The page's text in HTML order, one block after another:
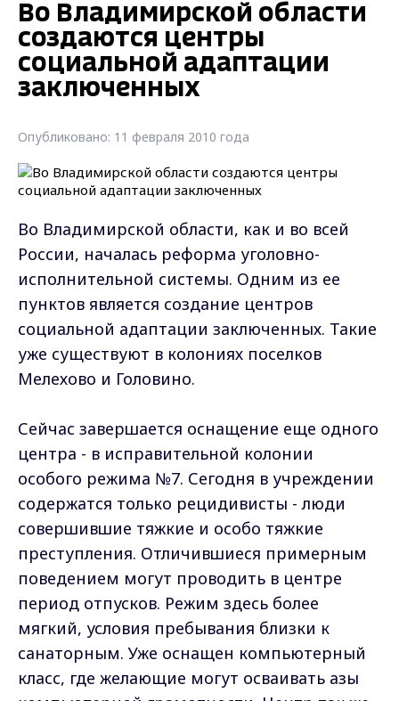
Во Владимирской области
создаются центры
социальной адаптации
заключенных
Опубликовано: 11 февраля 2010 года
Во Владимирской области, как и во всей
России, началась реформа уголовно-
исполнительной системы. Одним из ее
пунктов является создание центров
социальной адаптации заключенных. Такие
уже существуют в колониях поселков
Мелехово и Головино.
Сейчас завершается оснащение еще одного
центра - в исправительной колонии
особого режима №7. Сегодня в учреждении
содержатся только рецидивисты - люди
совершившие тяжкие и особо тяжкие
преступления. Отличившиеся примерным
поведением могут проводить в центре
период отпусков. Режим здесь более
мягкий, условия пребывания близки к
санаторным. Уже оснащен компьютерный
класс, где желающие могут осваивать азы